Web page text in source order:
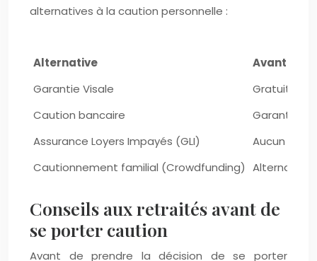
alternatives à la caution personnelle :
Alternative
Garantie Visale
Gratuit,
Caution bancaire
Garantie
Assurance Loyers Impayés (GLI)
Aucun
Cautionnement familial (Crowdfunding) Alternative
Conseils aux retraités avant de
se porter caution
Avant de prendre la décision de se porter